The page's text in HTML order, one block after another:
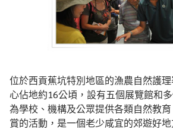
位於西貢蕉坑特別地區的漁農自然護
心佔地約16公頃，設有五個展覽館和
為學校、機構及公眾提供各類自然教
賞的活動，是一個老少咸宜的郊遊好地